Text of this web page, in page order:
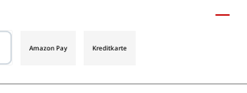
Amazon Pay Kreditkarte